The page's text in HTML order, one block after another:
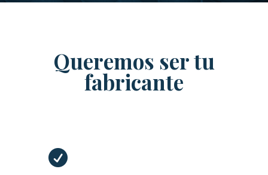
Queremos ser tu
fabricante
